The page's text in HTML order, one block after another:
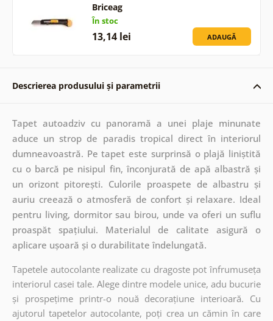
Briceag
În stoc
13,14 lei ADAUGĂ
Descrierea produsului și parametrii
Tapet autoadziv cu panoramă a unei plaje minunate
aduce un strop de paradis tropical direct în interiorul
dumneavoastră. Pe tapet este surprinsă o plajă liniștită
cu o barcă pe nisipul fin, înconjurată de apă albastră și
un orizont pitorești. Culorile proaspete de albastru și
auriu creează o atmosferă de confort și relaxare. Ideal
pentru living, dormitor sau birou, unde va oferi un suflu
proaspăt spațiului. Materialul de calitate asigură o
aplicare ușoară și o durabilitate îndelungată.
Tapetele autocolante realizate cu dragoste pot înfrumuseța
interiorul casei tale. Alege dintre modele unice, adu bucurie
și prospețime printr-o nouă decorațiune interioară. Cu
ajutorul tapetelor autocolante, poți crea un cămin în care